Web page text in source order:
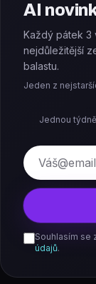
AI
Každý pátek 3
nejdůležitější
balastu.
Jeden z
Jednou
E-mail
Souhlasím se
údajů.